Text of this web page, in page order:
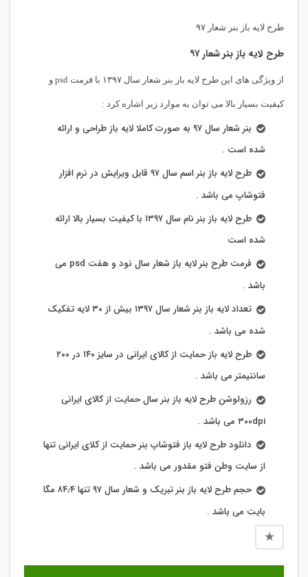
طرح لایه باز بنر شعار ۹۷
طرح لایه باز بنر شعار ۹۷
از ویژگی های این طرح لایه باز بنر شعار سال ۱۳۹۷ با فرمت psd و
کیفیت بسیار بالا می توان به موارد زیر اشاره کرد :
بنر شعار سال ۹۷ به صورت کاملا لایه باز طراحی و ارائه
شده است .
طرح لایه باز بنر اسم سال ۹۷ قابل ویرایش در نرم افزار
فتوشاپ می باشد .
طرح لایه باز بنر نام سال ۱۳۹۷ با کیفیت بسیار بالا ارائه
شده است
فرمت طرح بنر لایه باز شعار سال نود و هفت psd می
باشد .
تعداد لایه باز بنر شعار سال ۱۳۹۷ بیش از ۳۰ لایه تفکیک
شده می باشد .
طرح لایه باز حمایت از کالای ایرانی در سایز ۱۴۰ در ۲۰۰
سانتیمتر می باشد .
رزولوشن طرح لایه باز بنر سال حمایت از کالای ایرانی
۳۰۰dpi می باشد .
دانلود طرح لایه باز فتوشاپ بنر حمایت از کلای ایرانی تنها
از سایت وطن فتو مقدور می باشد .
حجم طرح لایه باز بنر تبریک و شعار سال ۹۷ تنها ۸۴٫۴ مگا
بایت می باشد .